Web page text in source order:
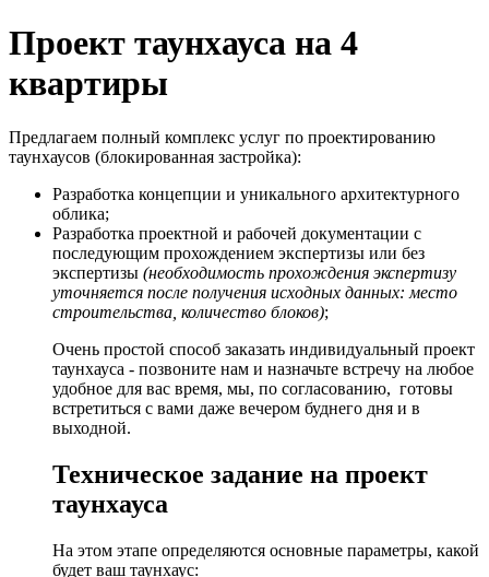
Проект таунхауса на 4
квартиры
Предлагаем полный комплекс услуг по проектированию
таунхаусов (блокированная застройка):
Разработка концепции и уникального архитектурного
облика;
Разработка проектной и рабочей документации с
последующим прохождением экспертизы или без
экспертизы (необходимость прохождения экспертизу
уточняется после получения исходных данных: место
строительства, количество блоков);
Очень простой способ заказать индивидуальный проект
таунхауса - позвоните нам и назначьте встречу на любое
удобное для вас время, мы, по согласованию, готовы
встретиться с вами даже вечером буднего дня и в
выходной.
Техническое задание на проект
таунхауса
На этом этапе определяются основные параметры, какой
будет ваш таунхаус: